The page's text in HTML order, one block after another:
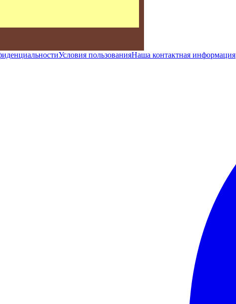
Условия пользованияНаша контактная информация